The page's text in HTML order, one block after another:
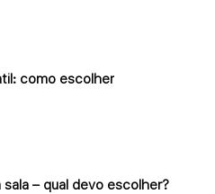
como escolher
sala – qual devo escolher?